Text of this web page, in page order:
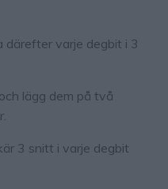
därefter varje degbit i 3
lägg dem på två
3 snitt i varje degbit